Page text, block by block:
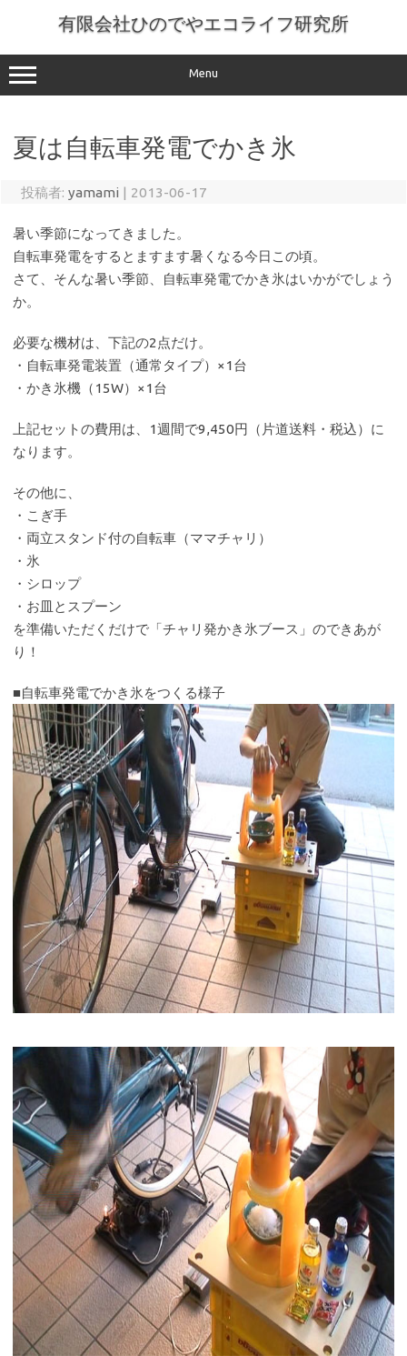
へ
ス
有限会社ひのでやエコライフ研究所
Menu
夏は自転車発電でかき氷
投稿者: yamami | 2013-06-17
暑い季節になってきました。
自転車発電をするとますます暑くなる今日この頃。
さて、そんな暑い季節、自転車発電でかき氷はいかがでしょう
か。
必要な機材は、下記の2点だけ。
・自転車発電装置（通常タイプ）×1台
・かき氷機（15W）×1台
上記セットの費用は、1週間で9,450円（片道送料・税込）に
なります。
その他に、
・こぎ手
・両立スタンド付の自転車（ママチャリ）
・氷
・シロップ
・お皿とスプーン
を準備いただくだけで「チャリ発かき氷ブース」のできあが
り！
■自転車発電でかき氷をつくる様子